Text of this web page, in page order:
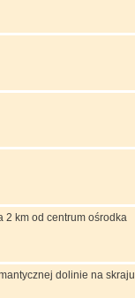
2 km od centrum ośrodka
dolinie na skraju